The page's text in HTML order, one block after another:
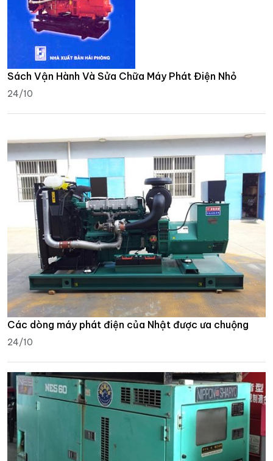
Sách Vận Hành Và Sửa Chữa Máy Phát Điện Nhỏ
24/10
Các dòng máy phát điện của Nhật được ưa chuộng
24/10